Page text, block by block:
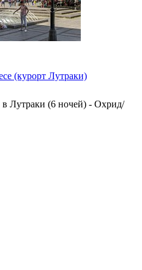
(курорт Лутраки)
Лутраки (6 ночей) - Охрид/